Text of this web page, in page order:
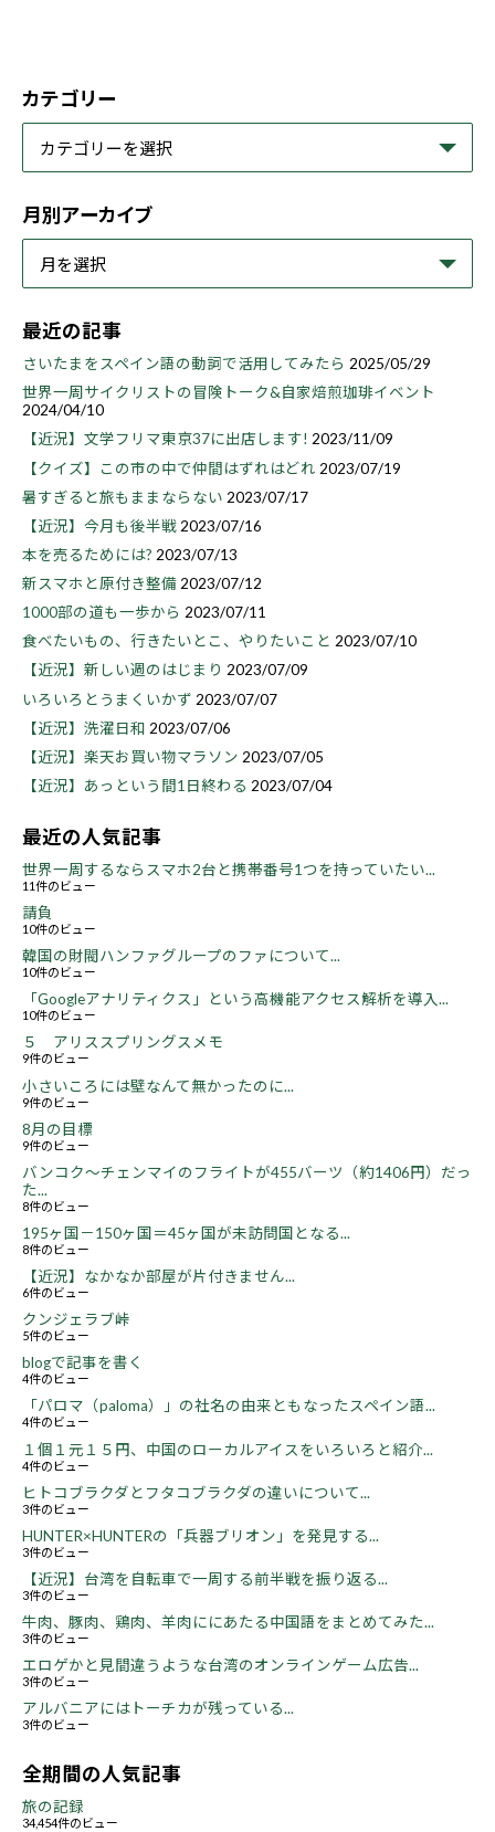
カテゴリー
月別アーカイブ
最近の記事
さいたまをスペイン語の動詞で活用してみたら 2025/05/29
世界一周サイクリストの冒険トーク&自家焙煎珈琲イベント
2024/04/10
【近況】文学フリマ東京37に出店します! 2023/11/09
【クイズ】この市の中で仲間はずれはどれ 2023/07/19
暑すぎると旅もままならない 2023/07/17
【近況】今月も後半戦 2023/07/16
本を売るためには? 2023/07/13
新スマホと原付き整備 2023/07/12
1000部の道も一歩から 2023/07/11
食べたいもの、行きたいとこ、やりたいこと 2023/07/10
【近況】新しい週のはじまり 2023/07/09
いろいろとうまくいかず 2023/07/07
【近況】洗濯日和 2023/07/06
【近況】楽天お買い物マラソン 2023/07/05
【近況】あっという間1日終わる 2023/07/04
最近の人気記事
世界一周するならスマホ2台と携帯番号1つを持っていたい...
11件のビュー
請負
10件のビュー
韓国の財閥ハンファグループのファについて...
10件のビュー
「Googleアナリティクス」という高機能アクセス解析を導入...
10件のビュー
５ アリススプリングスメモ
9件のビュー
小さいころには壁なんて無かったのに...
9件のビュー
8月の目標
9件のビュー
バンコク～チェンマイのフライトが455バーツ（約1406円）だっ
た...
8件のビュー
195ヶ国－150ヶ国＝45ヶ国が未訪問国となる...
8件のビュー
【近況】なかなか部屋が片付きません...
6件のビュー
クンジェラブ峠
5件のビュー
blogで記事を書く
4件のビュー
「パロマ（paloma）」の社名の由来ともなったスペイン語...
4件のビュー
１個１元１５円、中国のローカルアイスをいろいろと紹介...
4件のビュー
ヒトコブラクダとフタコブラクダの違いについて...
3件のビュー
HUNTER×HUNTERの「兵器ブリオン」を発見する...
3件のビュー
【近況】台湾を自転車で一周する前半戦を振り返る...
3件のビュー
牛肉、豚肉、鶏肉、羊肉ににあたる中国語をまとめてみた...
3件のビュー
エロゲかと見間違うような台湾のオンラインゲーム広告...
3件のビュー
アルバニアにはトーチカが残っている...
3件のビュー
全期間の人気記事
旅の記録
34,454件のビュー